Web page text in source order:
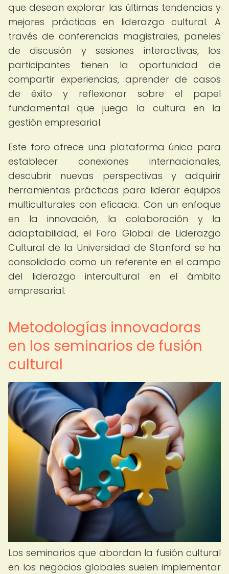
que desean explorar las últimas tendencias y
mejores prácticas en liderazgo cultural. A
través de conferencias magistrales, paneles
de discusión y sesiones interactivas, los
participantes tienen la oportunidad de
compartir experiencias, aprender de casos
de éxito y reflexionar sobre el papel
fundamental que juega la cultura en la
gestión empresarial.
Este foro ofrece una plataforma única para
establecer conexiones internacionales,
descubrir nuevas perspectivas y adquirir
herramientas prácticas para liderar equipos
multiculturales con eficacia. Con un enfoque
en la innovación, la colaboración y la
adaptabilidad, el Foro Global de Liderazgo
Cultural de la Universidad de Stanford se ha
consolidado como un referente en el campo
del liderazgo intercultural en el ámbito
empresarial.
Metodologías innovadoras
en los seminarios de fusión
cultural
Los seminarios que abordan la fusión cultural
en los negocios globales suelen implementar